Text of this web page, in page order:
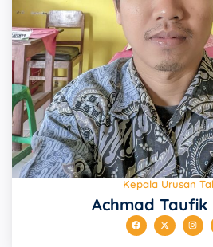
Kepala Urusan
Achmad Taufik